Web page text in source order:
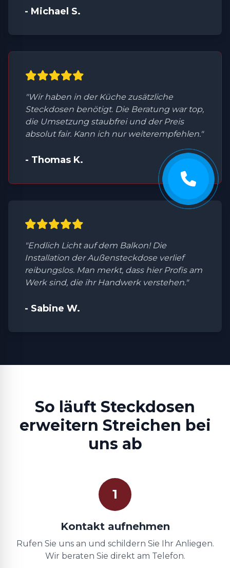
- Michael S.
"Wir haben in der Küche zusätzliche
Steckdosen benötigt. Die Beratung war top,
die Umsetzung staubfrei und der Preis
absolut fair. Kann ich nur weiterempfehlen."
- Thomas K.
"Endlich Licht auf dem Balkon! Die
Installation der Außensteckdose verlief
reibungslos. Man merkt, dass hier Profis am
Werk sind, die ihr Handwerk verstehen."
- Sabine W.
So läuft Steckdosen
erweitern Streichen bei
uns ab
1
Kontakt aufnehmen
Rufen Sie uns an und schildern Sie Ihr Anliegen.
Wir beraten Sie direkt am Telefon.